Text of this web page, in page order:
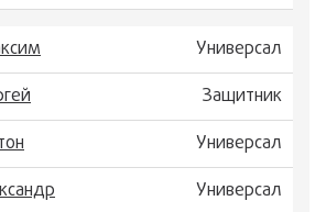
Универсал
Защитник
Универсал
Универсал